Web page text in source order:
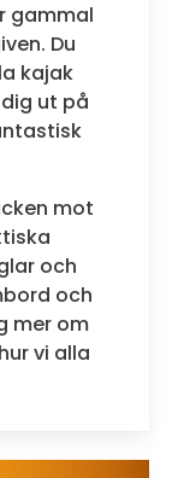
gammal
Du
kajak
ut på
mot
och
och
mer om
vi alla